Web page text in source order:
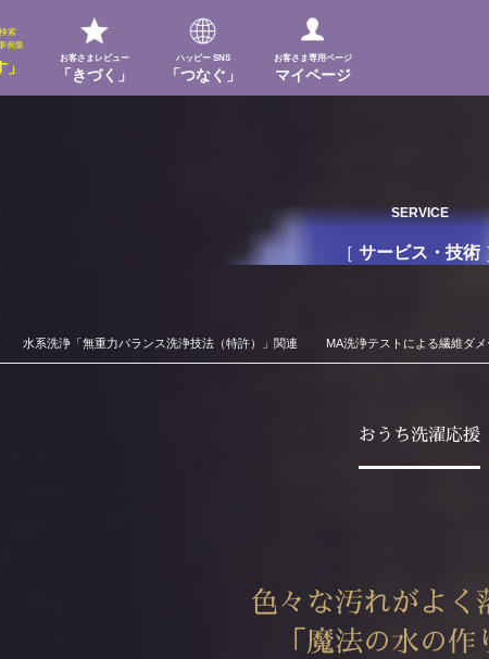
索
例集
」
お客さまレビュー
「きづく」
ハッピー SNS
「つなぐ」
お客さま専用ページ
マイページ
SERVICE
サービス・技術
水系洗浄「無重力バランス洗浄技法（特許）」関連 MA洗浄テストによる繊維ダ
おうち洗濯応援
色々な汚れがよく
「魔法の水の作